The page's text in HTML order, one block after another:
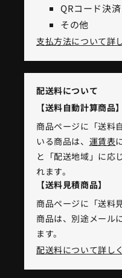
QRコード決済
その他
支払方法について詳
配送料について
【送料自動計算商品】
商品ページに「送料
いる商品は、 運賃表
と「配送地域」に応
れます。
【送料見積商品】
商品ページに「送料
商品は、別途メール
ます。
配送料について詳し